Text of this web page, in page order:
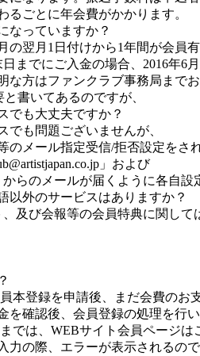
るごとに年会費がかかります。
なっていますか？
の翌月1日付けから1年間が会員
日までにご入金の場合、2016年6
な方はファンクラブ事務局までお
書いてあるのですが、
も大丈夫ですか？
でも問題ございませんが、
のメール指定受信/拒否設定をさ
」および
からのメールが届くように各自設
以外のサービスはありますか？
及び会報等の会員特典に関し
本登録を申請後、まだ会費のお
を確認後、会員登録の処理を行
では、WEBサイト会員ページは
力の際、エラーが表示されるので